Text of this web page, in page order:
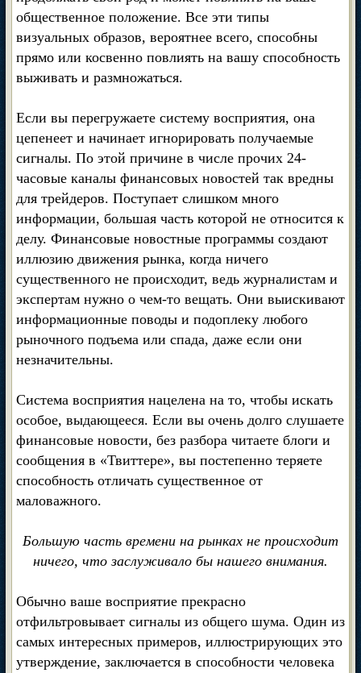
общественное положение. Все эти типы
визуальных образов, вероятнее всего, способны
прямо или косвенно повлиять на вашу способность
выживать и размножаться.
Если вы перегружаете систему восприятия, она
цепенеет и начинает игнорировать получаемые
сигналы. По этой причине в числе прочих 24-
часовые каналы финансовых новостей так вредны
для трейдеров. Поступает слишком много
информации, большая часть которой не относится к
делу. Финансовые новостные программы создают
иллюзию движения рынка, когда ничего
существенного не происходит, ведь журналистам и
экспертам нужно о чем-то вещать. Они выискивают
информационные поводы и подоплеку любого
рыночного подъема или спада, даже если они
незначительны.
Система восприятия нацелена на то, чтобы искать
особое, выдающееся. Если вы очень долго слушаете
финансовые новости, без разбора читаете блоги и
сообщения в «Твиттере», вы постепенно теряете
способность отличать существенное от
маловажного.
Большую часть времени на рынках не происходит
ничего, что заслуживало бы нашего внимания.
Обычно ваше восприятие прекрасно
отфильтровывает сигналы из общего шума. Один из
самых интересных примеров, иллюстрирующих это
утверждение, заключается в способности человека